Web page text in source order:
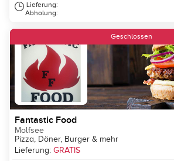
Lieferung:
Abholung:
Geschlossen
Fantastic Food
Molfsee
Pizza, Döner, Burger & mehr
Lieferung: GRATIS